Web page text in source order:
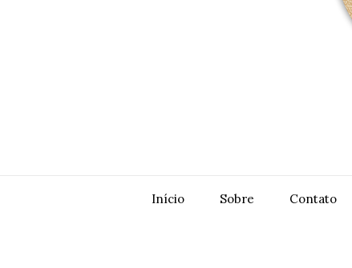
Início Sobre Contato